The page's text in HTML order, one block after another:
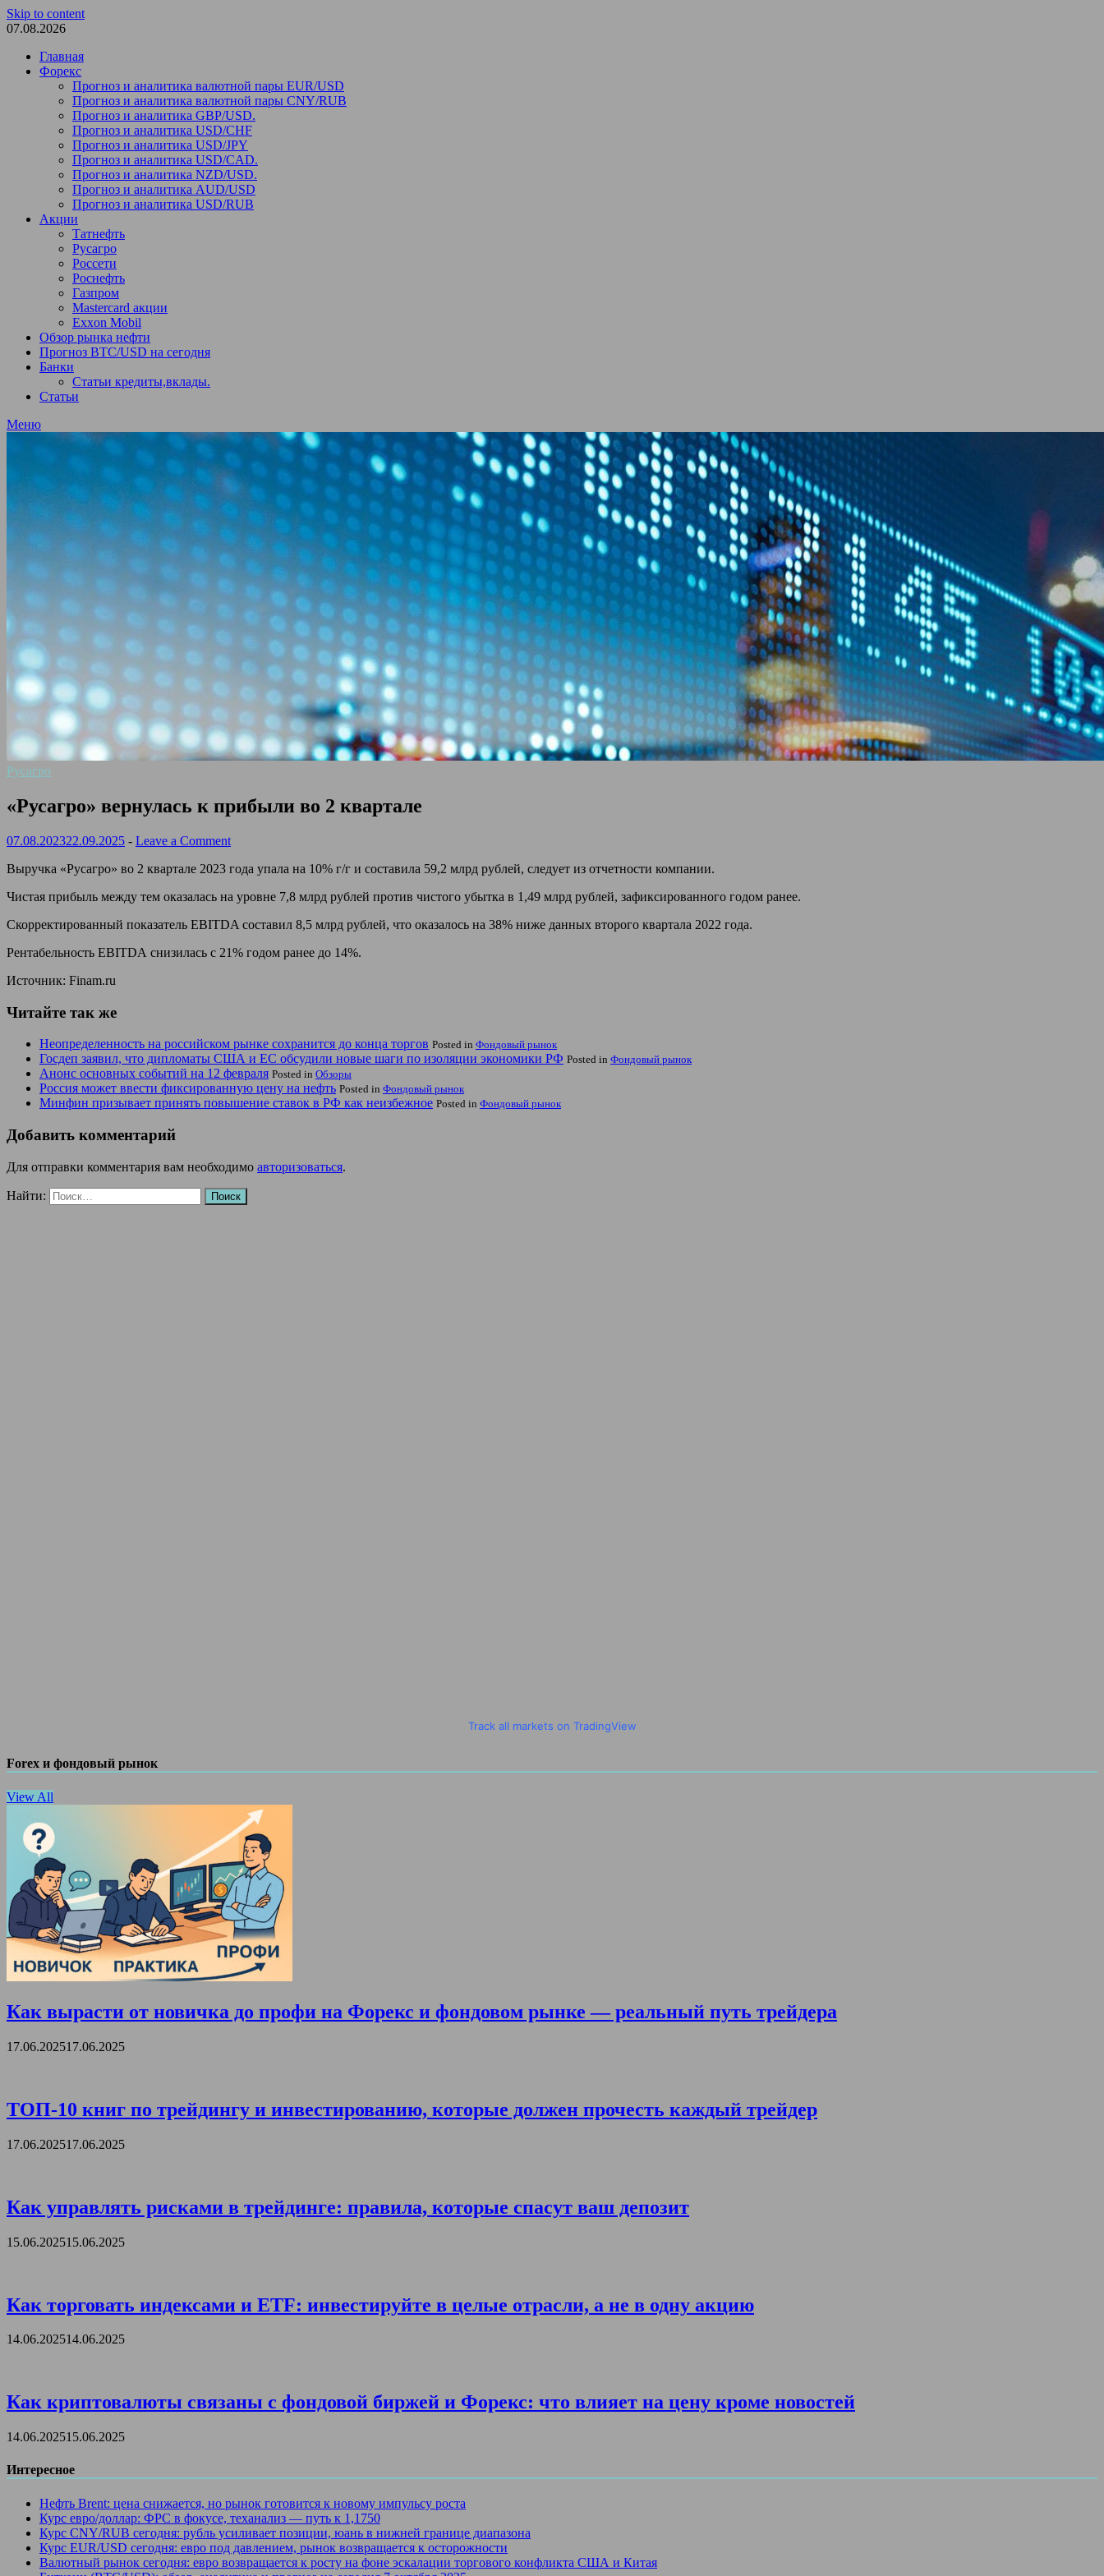
Skip to content
07.08.2026
Главная
Форекс
Прогноз и аналитика валютной пары EUR/USD
Прогноз и аналитика валютной пары CNY/RUB
Прогноз и аналитика GBP/USD.
Прогноз и аналитика USD/CHF
Прогноз и аналитика USD/JPY
Прогноз и аналитика USD/CAD.
Прогноз и аналитика NZD/USD.
Прогноз и аналитика AUD/USD
Прогноз и аналитика USD/RUB
Акции
Татнефть
Русагро
Россети
Роснефть
Газпром
Mastercard акции
Exxon Mobil
Обзор рынка нефти
Прогноз BTC/USD на сегодня
Банки
Статьи кредиты,вклады.
Статьи
Меню
Русагро
«Русагро» вернулась к прибыли во 2 квартале
07.08.202322.09.2025 - Leave a Comment
Выручка «Русагро» во 2 квартале 2023 года упала на 10% г/г и составила 59,2 млрд рублей, следует из отчетности компании.
Чистая прибыль между тем оказалась на уровне 7,8 млрд рублей против чистого убытка в 1,49 млрд рублей, зафиксированного годом ранее.
Скорректированный показатель EBITDA составил 8,5 млрд рублей, что оказалось на 38% ниже данных второго квартала 2022 года.
Рентабельность EBITDA снизилась с 21% годом ранее до 14%.
Источник: Finam.ru
Читайте так же
Неопределенность на российском рынке сохранится до конца торгов Posted in Фондовый рынок
Госдеп заявил, что дипломаты США и ЕС обсудили новые шаги по изоляции экономики РФ Posted in Фондовый рынок
Анонс основных событий на 12 февраля Posted in Обзоры
Россия может ввести фиксированную цену на нефть Posted in Фондовый рынок
Минфин призывает принять повышение ставок в РФ как неизбежное Posted in Фондовый рынок
Добавить комментарий
Для отправки комментария вам необходимо авторизоваться.
Найти:
Track all markets on TradingView
Forex и фондовый рынок
View All
Как вырасти от новичка до профи на Форекс и фондовом рынке — реальный путь трейдера
17.06.202517.06.2025
ТОП-10 книг по трейдингу и инвестированию, которые должен прочесть каждый трейдер
17.06.202517.06.2025
Как управлять рисками в трейдинге: правила, которые спасут ваш депозит
15.06.202515.06.2025
Как торговать индексами и ETF: инвестируйте в целые отрасли, а не в одну акцию
14.06.202514.06.2025
Как криптовалюты связаны с фондовой биржей и Форекс: что влияет на цену кроме новостей
14.06.202515.06.2025
Интересное
Нефть Brent: цена снижается, но рынок готовится к новому импульсу роста
Курс евро/доллар: ФРС в фокусе, теханализ — путь к 1,1750
Курс CNY/RUB сегодня: рубль усиливает позиции, юань в нижней границе диапазона
Курс EUR/USD сегодня: евро под давлением, рынок возвращается к осторожности
Валютный рынок сегодня: евро возвращается к росту на фоне эскалации торгового конфликта США и Китая